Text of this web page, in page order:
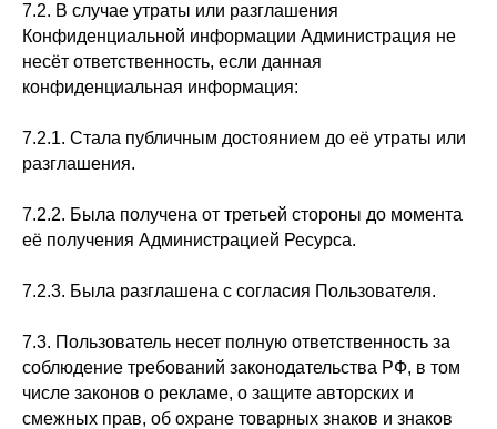
7.2. В случае утраты или разглашения
Конфиденциальной информации Администрация не
несёт ответственность, если данная
конфиденциальная информация:
7.2.1. Стала публичным достоянием до её утраты или
разглашения.
7.2.2. Была получена от третьей стороны до момента
её получения Администрацией Ресурса.
7.2.3. Была разглашена с согласия Пользователя.
7.3. Пользователь несет полную ответственность за
соблюдение требований законодательства РФ, в том
числе законов о рекламе, о защите авторских и
смежных прав, об охране товарных знаков и знаков
ОТВЕТСТВЕННОСТЬЮ "АСЦ" г. Москва,
Волоколамское ш., д. 1, стр. 1, помещ. 55/8
+7 495 032 82 52
ОГРН 1257700197974
Оставить заявку Каталог
Ваш надежный партнер в
выборе качественного
Автомобиля